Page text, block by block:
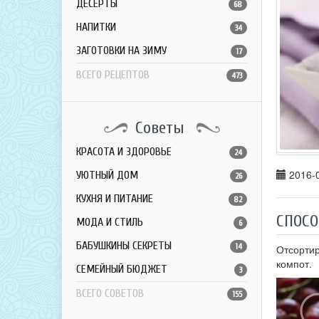
ДЕСЕРТЫ 68
НАПИТКИ 34
ЗАГОТОВКИ НА ЗИМУ 17
ВСЕГО РЕЦЕПТОВ 473
Советы
КРАСОТА И ЗДОРОВЬЕ 24
УЮТНЫЙ ДОМ 26
КУХНЯ И ПИТАНИЕ 82
МОДА И СТИЛЬ 6
БАБУШКИНЫ СЕКРЕТЫ 14
СЕМЕЙНЫЙ БЮДЖЕТ 3
ВСЕГО СОВЕТОВ 155
2016-
компот.